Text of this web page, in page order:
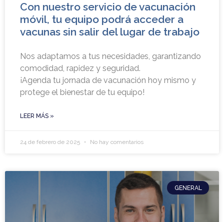
Con nuestro servicio de vacunación
móvil, tu equipo podrá acceder a
vacunas sin salir del lugar de trabajo
Nos adaptamos a tus necesidades, garantizando
comodidad, rapidez y seguridad.
¡Agenda tu jornada de vacunación hoy mismo y
protege el bienestar de tu equipo!
LEER MÁS »
24 de febrero de 2025 No hay comentarios
GENERAL